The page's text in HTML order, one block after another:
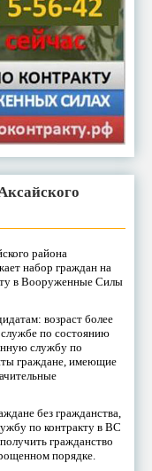
района
набор граждан на
в Вооруженные Силы
возраст более
службе по состоянию
службу по
граждане, имеющие
без гражданства,
по контракту в ВС
гражданство
порядке.